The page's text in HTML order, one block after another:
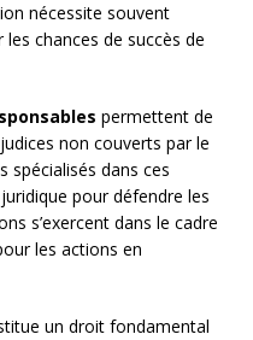
nécessite souvent
les chances de succès de
permettent de
non couverts par le
spécialisés dans ces
pour défendre les
s’exercent dans le cadre
les actions en
un droit fondamental